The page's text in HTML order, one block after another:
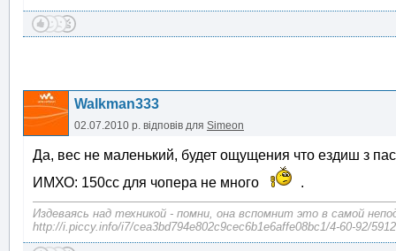
Walkman333
02.07.2010 р. відповів для Simeon
Да, вес не маленький, будет ощущения что ездиш з
ИМХО: 150сс для чопера не много
.
Издеваясь над техникой - помни, она вспомнит это в самой
http://i.piccy.info/i7/cea3bd794e802c9cec6b1e6affe08bc1/4-60-92/